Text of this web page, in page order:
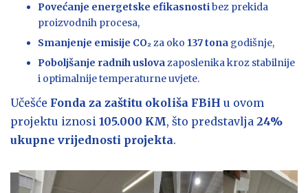
Povećanje energetske efikasnostibez prekida
proizvodnih procesa,
Smanjenje emisije CO₂za oko 137 tona godišnje,
Poboljšanje radnih uslovazaposlenika kroz stabilnije
i optimalnije temperaturne uvjete.
Učešće Fonda za zaštitu okoliša FBiH u ovom
projektu iznosi 105.000 KM, što predstavlja 24%
ukupne vrijednosti projekta.